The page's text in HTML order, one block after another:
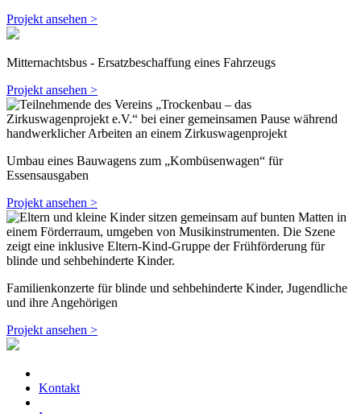
Projekt ansehen >
Mitternachtsbus - Ersatzbeschaffung eines Fahrzeugs
Projekt ansehen >
Umbau eines Bauwagens zum „Kombüsenwagen“ für
Essensausgaben
Projekt ansehen >
Familienkonzerte für blinde und sehbehinderte Kinder, Jugendliche
und ihre Angehörigen
Projekt ansehen >
Kontakt